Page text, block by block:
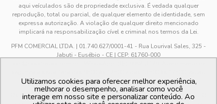
aqui veículados são de propriedade exclusiva. É vedada qualquer
reprodução, total ou parcial, de qualquer elemento de identidade, sem
expressa autorização. A violação de qualquer direito mencionado
implicará na responsabilização cível e criminal nos termos da Lei.
PFM COMERCIAL LTDA. | 01.740.627/0001-41 - Rua Lourival Sales, 325 -
Jabuti - Eusébio - CE | CEP: 61760-000
feriados.
Os preços dos produtos estão sujeitos a alteração sem aviso prévio. O
Utilizamos cookies para oferecer melhor experiência,
melhorar o desempenho, analisar como você
interage em nosso site e personalizar conteúdo. Ao